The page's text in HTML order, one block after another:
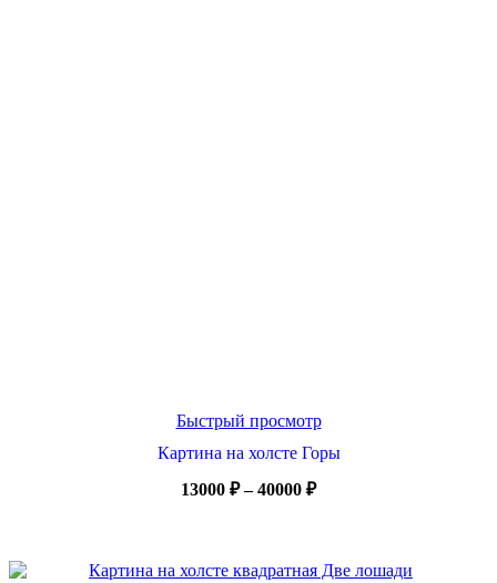
Быстрый просмотр
Картина на холсте Горы
13000 ₽ – 40000 ₽Диапазон
40000 ₽